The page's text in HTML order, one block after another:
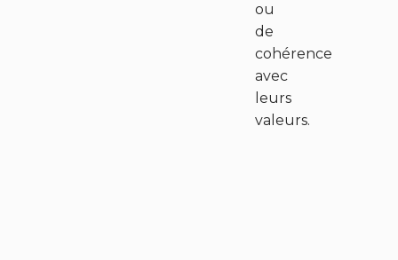
ou
de
cohérence
avec
leurs
valeurs.